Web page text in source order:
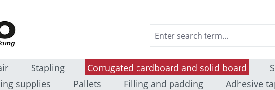
Stapling Corrugated cardboard and solid board
supplies
Pallets Filling and padding Adhesive